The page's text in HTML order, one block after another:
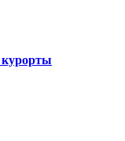
курорты